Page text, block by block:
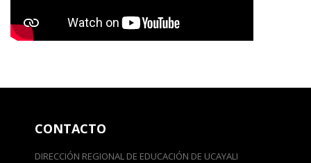
CONTACTO
DIRECCIÓN REGIONAL DE EDUCACIÓN DE UCAYALI